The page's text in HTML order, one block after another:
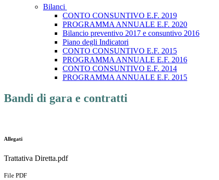
Bilanci
CONTO CONSUNTIVO E.F. 2019
PROGRAMMA ANNUALE E.F. 2020
Bilancio preventivo 2017 e consuntivo 2016
Piano degli Indicatori
CONTO CONSUNTIVO E.F. 2015
PROGRAMMA ANNUALE E.F. 2016
CONTO CONSUNTIVO E.F. 2014
PROGRAMMA ANNUALE E.F. 2015
Bandi di gara e contratti
Allegati
Trattativa Diretta.pdf
File PDF